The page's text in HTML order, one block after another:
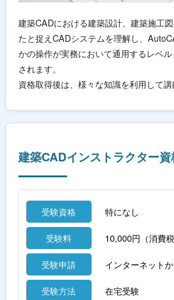
建築CADにおける建築設計、建築施工
たと捉えCADシステムを理解し、
かの操作が実務において通用するレベ
されます。
資格取得後は、様々な知識を利用して講
建築CADインストラクター
受験資格 特になし
受験料 10,000円（消費税
受験申請 インターネット
受験方法 在宅受験